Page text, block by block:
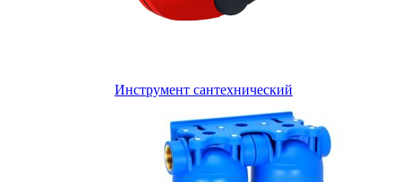
Инструмент сантехнический